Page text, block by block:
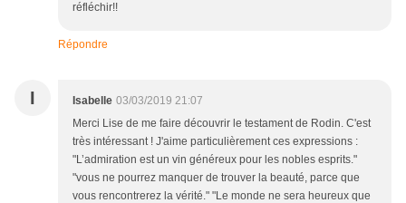
réfléchir!!
Répondre
I Isabelle 03/03/2019 21:07
Merci Lise de me faire découvrir le testament de Rodin. C'est
très intéressant ! J'aime particulièrement ces expressions :
"L’admiration est un vin généreux pour les nobles esprits."
"vous ne pourrez manquer de trouver la beauté, parce que
vous rencontrerez la vérité." "Le monde ne sera heureux que